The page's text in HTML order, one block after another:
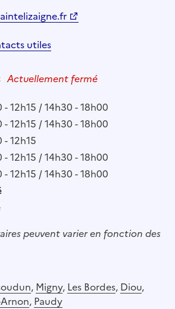
utiles
Actuellement fermé
12h15 / 14h30 - 18h00
12h15 / 14h30 - 18h00
12h15
12h15 / 14h30 - 18h00
12h15 / 14h30 - 18h00
peuvent varier en fonction des
, Migny, Les Bordes, Diou,
, Paudy